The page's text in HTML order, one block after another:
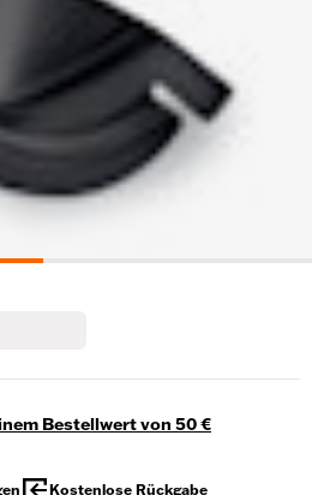
Bestellwert von 50 €
Kostenlose Rückgabe